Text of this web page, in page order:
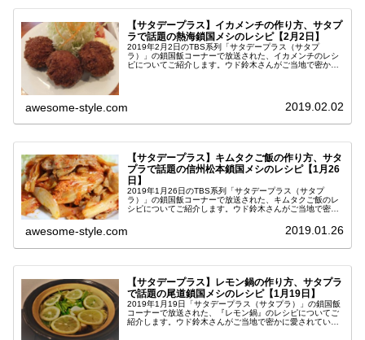
【サタデープラス】イカメンチの作り方、サタプ
ラで話題の熱海鎖国メシのレシピ【2月2日】
2019年2月2日のTBS系列「サタデープラス（サタプ
ラ）」の鎖国飯コーナーで放送された、イカメンチのレシ
ピについてご紹介します。ウド鈴木さんがご当地で密かに
awesome-style.com 2019.02.02
【サタデープラス】キムタクご飯の作り方、サタ
プラで話題の信州松本鎖国メシのレシピ【1月26
日】
2019年1月26日のTBS系列「サタデープラス（サタプ
ラ）」の鎖国飯コーナーで放送された、キムタクご飯のレ
シピについてご紹介します。ウド鈴木さんがご当地で密か
awesome-style.com 2019.01.26
【サタデープラス】レモン鍋の作り方、サタプラ
で話題の尾道鎖国メシのレシピ【1月19日】
2019年1月19日「サタデープラス（サタプラ）」の鎖国飯
コーナーで放送された、『レモン鍋』のレシピについてご
紹介します。ウド鈴木さんがご当地で密かに愛されている